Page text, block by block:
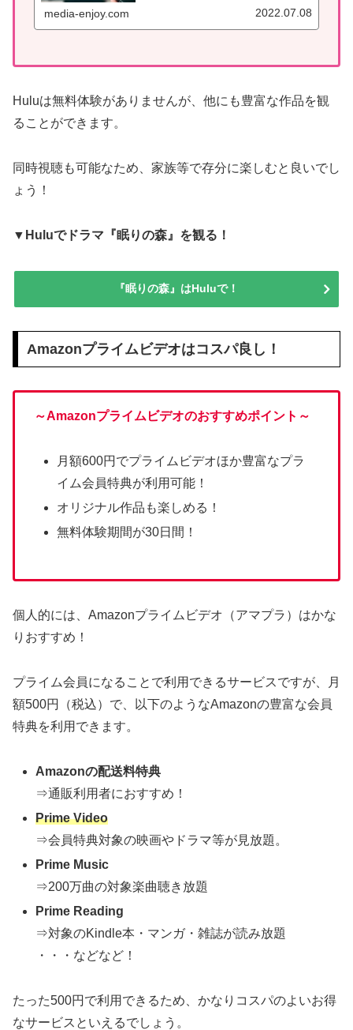
media-enjoy.com 2022.07.08
Huluは無料体験がありませんが、他にも豊富な作品を観
ることができます。
同時視聴も可能なため、家族等で存分に楽しむと良いでし
ょう！
▼Huluでドラマ『眠りの森』を観る！
『眠りの森』はHuluで！
Amazonプライムビデオはコスパ良し！
～Amazonプライムビデオのおすすめポイント～
月額600円でプライムビデオほか豊富なプラ
イム会員特典が利用可能！
オリジナル作品も楽しめる！
無料体験期間が30日間！
個人的には、Amazonプライムビデオ（アマプラ）はかな
りおすすめ！
プライム会員になることで利用できるサービスですが、月
額500円（税込）で、以下のようなAmazonの豊富な会員
特典を利用できます。
Amazonの配送料特典
⇒通販利用者におすすめ！
Prime Video
⇒会員特典対象の映画やドラマ等が見放題。
Prime Music
⇒200万曲の対象楽曲聴き放題
Prime Reading
⇒対象のKindle本・マンガ・雑誌が読み放題
・・・などなど！
たった500円で利用できるため、かなりコスパのよいお得
なサービスといえるでしょう。